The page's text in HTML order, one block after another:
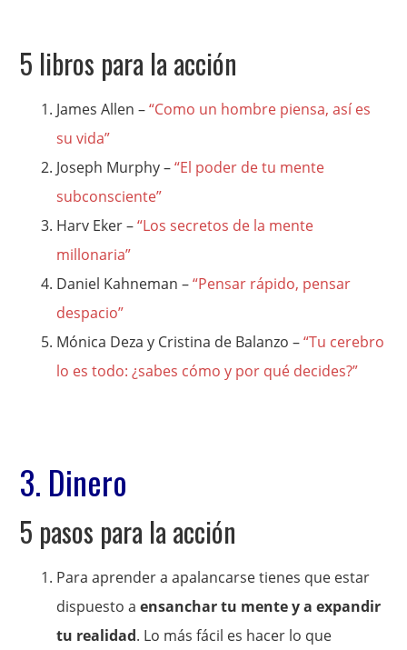
5 libros para la acción
James Allen –“Como un hombre piensa, así es
su vida”
Joseph Murphy –“El poder de tu mente
subconsciente”
Harv Eker –“Los secretos de la mente
millonaria”
Daniel Kahneman –“Pensar rápido, pensar
despacio”
Mónica Deza y Cristina de Balanzo –“Tu cerebro
lo es todo: ¿sabes cómo y por qué decides?”
3. Dinero
5 pasos para la acción
Para aprender a apalancarse tienes que estar
dispuesto aensanchar tu mente y a expandir
tu realidad. Lo más fácil es hacer lo que